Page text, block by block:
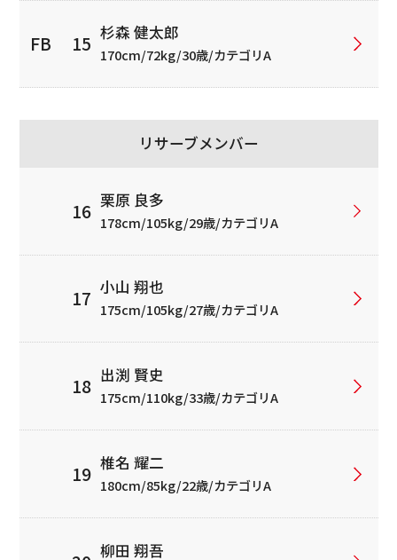
杉森 健太郎
170cm/72kg/30歳/カテゴリA
リサーブメンバー
栗原 良多
178cm/105kg/29歳/カテゴリA
小山 翔也
175cm/105kg/27歳/カテゴリA
出渕 賢史
175cm/110kg/33歳/カテゴリA
椎名 耀二
180cm/85kg/22歳/カテゴリA
柳田 翔吾